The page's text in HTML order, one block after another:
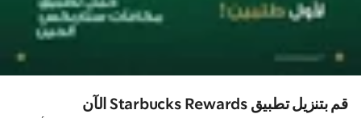
قم بتنزيل تطبيق Starbucks Rewards الآن